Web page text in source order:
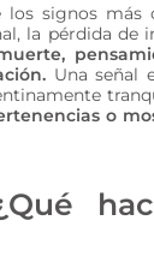
los signos más
la pérdida de
Una señal
o